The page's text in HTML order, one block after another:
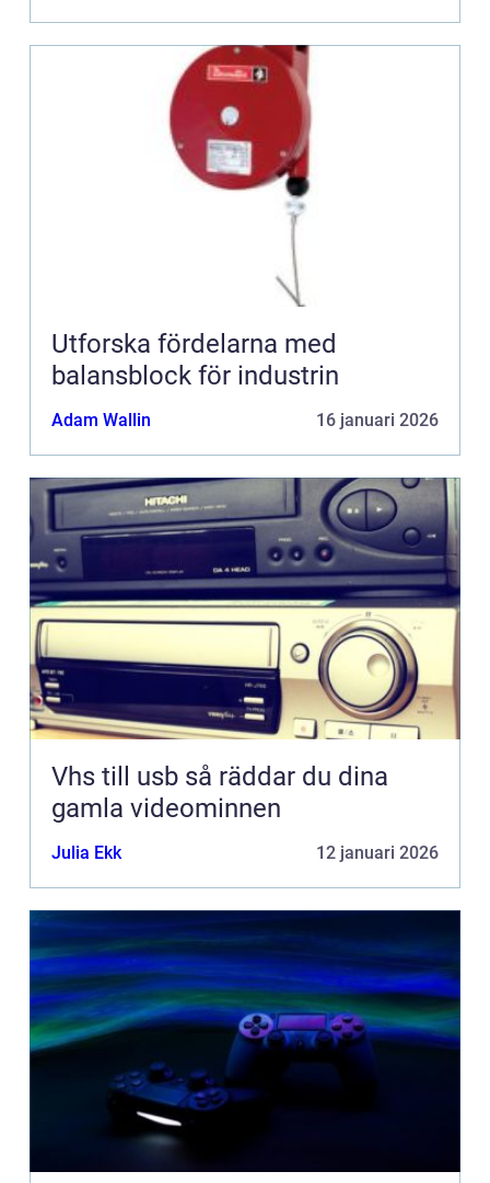
Utforska fördelarna med
balansblock för industrin
Adam Wallin 16 januari 2026
Vhs till usb så räddar du dina
gamla videominnen
Julia Ekk 12 januari 2026